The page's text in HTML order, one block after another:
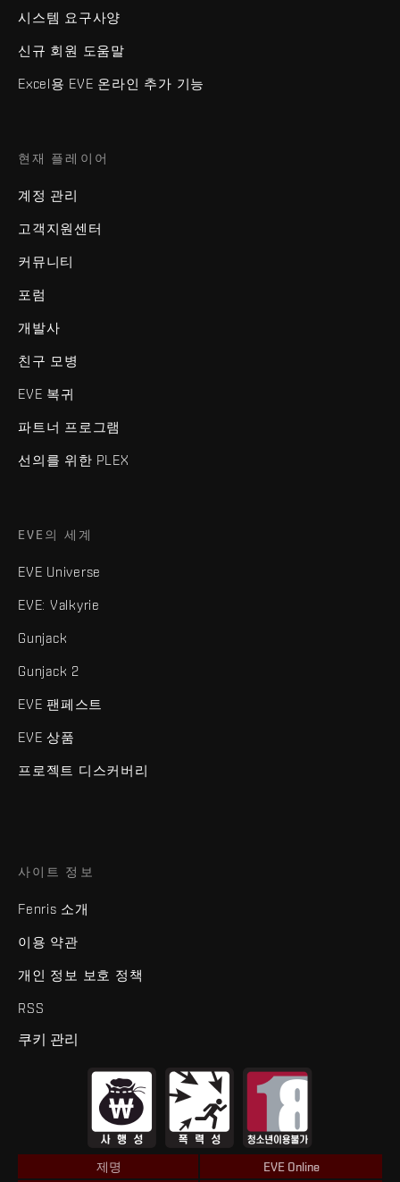
시스템 요구사양
신규 회원 도움말
Excel용 EVE 온라인 추가 기능
현재 플레이어
계정 관리
고객지원센터
커뮤니티
포럼
개발사
친구 모병
EVE 복귀
파트너 프로그램
선의를 위한 PLEX
EVE의 세계
EVE Universe
EVE: Valkyrie
Gunjack
Gunjack 2
EVE 팬페스트
EVE 상품
프로젝트 디스커버리
사이트 정보
Fenris 소개
이용 약관
개인 정보 보호 정책
RSS
쿠키 관리
제명 EVE Online